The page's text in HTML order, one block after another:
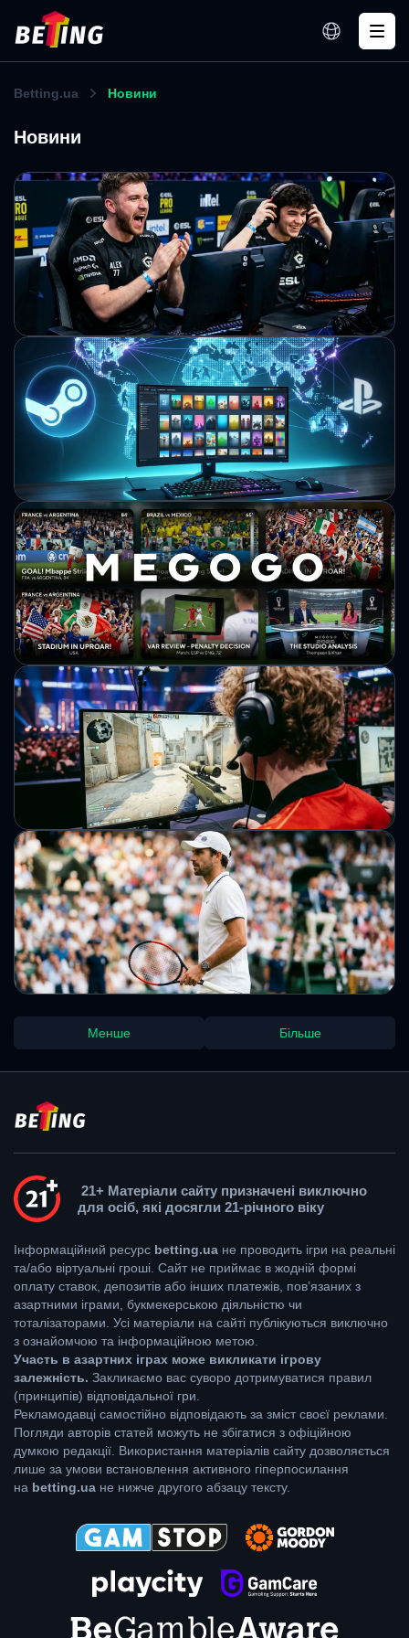
Betting.ua Новини
Новини
HLTV назвала найпопулярніших гравців
CS2 у 2026 році: s1mple у топ-3
HLTV оприлюднила статистику переглядів профілів
професійних гравців Counter-Strike 2. Рейтинг відображає
інтерес користувачів до кіберспортсменів протягом 2026
Михайло Кузьменко
Steam може налічувати майже 200
мільйонів активних гравців і вже
випереджати PlayStation
Аналітики оцінили поточний масштаб аудиторії Steam на
основі відкритих даних. Потенційні показники свідчать про
подальше зміцнення позицій платформи Valve.
MEGOGO підбив проміжні підсумки
трансляцій ЧС-2026: понад 220 годин
ефіру та 1,5 млн глядачів матчу-відкриття
Медіасервіс оприлюднив проміжну статистику показу
чемпіонату світу-2026 після завершення групового етапу.
Дані охоплюють обсяг ефіру, аудиторію та
найпопулярніші трансляції.
Михайло Кузьменко
HEROIC завершили формування складу:
до команди приєднався Brollan
Шведський кіберспортсмен став останнім новачком
оновленого ростеру HEROIC. Після літньої перебудови
команда готується до першого офіційного турніру.
Михайло Кузьменко
рекорд
Вімблдоні-2026, який тривав понад п'ять годин. Перемога
принесла йому одразу кілька рекордних досягнень.
Михайло Кузьменко
Менше Більше
21+ Матеріали сайту призначені виключно
для осіб, які досягли 21-річного віку
Інформаційний ресурс betting.ua не проводить ігри на реальні
та/або віртуальні гроші. Сайт не приймає в жодній формі
оплату ставок, депозитів або інших платежів, пов’язаних з
азартними іграми, букмекерською діяльністю чи
тоталізаторами. Усі матеріали на сайті публікуються виключно
з ознайомчою та інформаційною метою.
Участь в азартних іграх може викликати ігрову
залежність. Закликаємо вас суворо дотримуватися правил
(принципів) відповідальної гри.
Рекламодавці самостійно відповідають за зміст своєї реклами.
Погляди авторів статей можуть не збігатися з офіційною
думкою редакції. Використання матеріалів сайту дозволяється
лише за умови встановлення активного гіперпосилання
на betting.ua не нижче другого абзацу тексту.